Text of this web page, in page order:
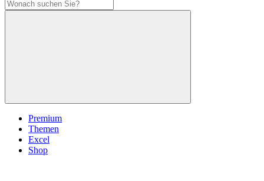
Premium
Themen
Excel
Shop